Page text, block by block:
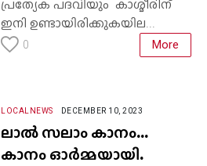
പ്രത്യേക പദവിയും കാശ്മീരിന്
ഇനി ഉണ്ടായിരിക്കുകയില...
0 More
LOCALNEWS DECEMBER 10, 2023
ലാൽ സലാം കാനം...
കാനം ഓർമ്മയായി.